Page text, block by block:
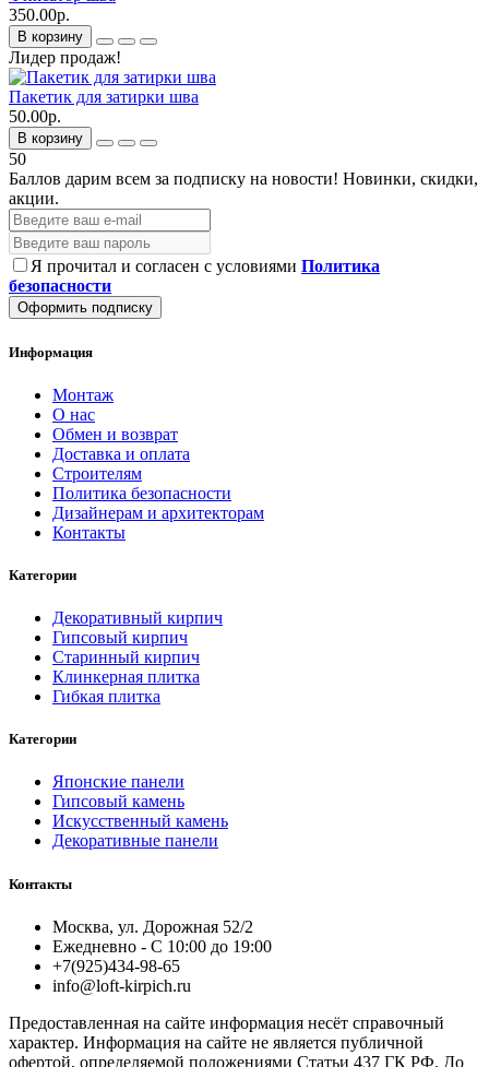
350.00р.
В корзину
Лидер продаж!
Пакетик для затирки шва
50.00р.
В корзину
50
Баллов дарим всем за подписку на новости! Новинки, скидки,
акции.
Я прочитал и согласен с условиями Политика
безопасности
Оформить подписку
Информация
Монтаж
О нас
Обмен и возврат
Доставка и оплата
Строителям
Политика безопасности
Дизайнерам и архитекторам
Контакты
Категории
Декоративный кирпич
Гипсовый кирпич
Старинный кирпич
Клинкерная плитка
Гибкая плитка
Категории
Японские панели
Гипсовый камень
Искусственный камень
Декоративные панели
Контакты
Москва, ул. Дорожная 52/2
Ежедневно - С 10:00 до 19:00
+7(925)434-98-65
info@loft-kirpich.ru
Предоставленная на сайте информация несёт справочный
характер. Информация на сайте не является публичной
офертой, определяемой положениями Статьи 437 ГК РФ. До